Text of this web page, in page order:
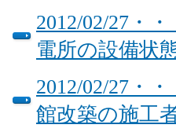
2012/02/27・
電所の設備
2012/02/27・
館改築の施